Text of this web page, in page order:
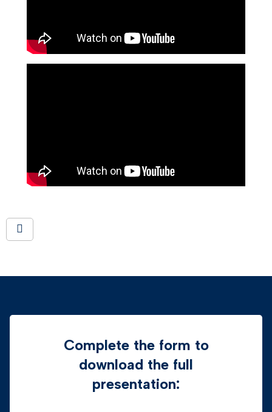
Complete the form to
download the full
presentation: